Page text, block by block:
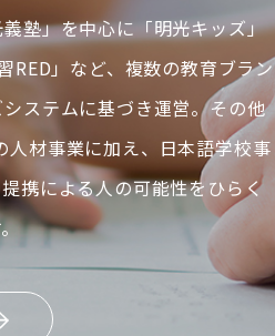
塾」を中心に「明光キッズ」
RED」など、複数の教育ブラン
ステムに基づき運営。その他
人材事業に加え、日本語学校事
携による人の可能性をひらく